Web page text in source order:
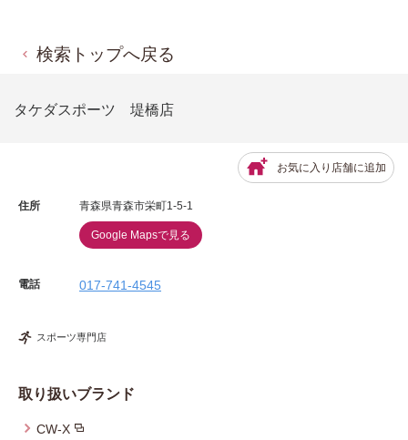
検索トップへ戻る
タケダスポーツ 堤橋店
お気に入り店舗に追加
住所 青森県青森市栄町1-5-1
Google Mapsで見る
電話 017-741-4545
スポーツ専門店
取り扱いブランド
CW-X